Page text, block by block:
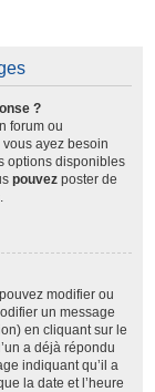
?
forum ou
ayez besoin
options disponibles
pouvez poster de
modifier ou
un message
en cliquant sur le
a déjà répondu
indiquant qu’il a
la date et l’heure